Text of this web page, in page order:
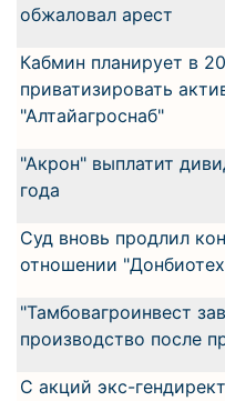
обжаловал арест
Кабмин планирует в
приватизировать
"Алтайагроснаб"
"Акрон" выплатит
года
Суд вновь продлил
отношении
"Тамбовагроинвест
производство после
С акций экс-